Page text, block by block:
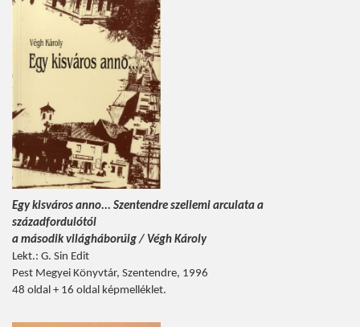
Egy kisváros anno... Szentendre szellemi arculata a
századfordulótól
a második világháborúig / Végh Károly
Lekt.: G. Sin Edit
Pest Megyei Könyvtár, Szentendre, 1996
48 oldal + 16 oldal képmelléklet.